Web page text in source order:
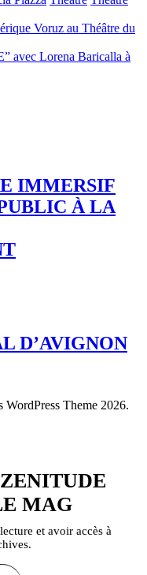
Voruz au Théâtre du
avec Lorena Baricalla à
IMMERSIF
À LA
D’AVIGNON
Theme 2026.
MAG
et avoir accès à